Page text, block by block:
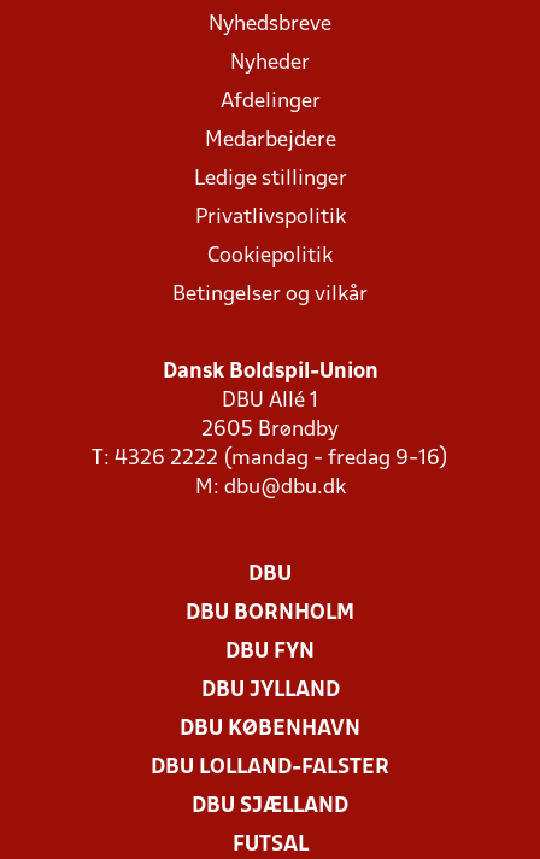
Nyhedsbreve
Nyheder
Afdelinger
Medarbejdere
Ledige stillinger
Privatlivspolitik
Cookiepolitik
Betingelser og vilkår
Dansk Boldspil-Union
DBU Allé 1
2605 Brøndby
T: 4326 2222 (mandag - fredag 9-16)
M: dbu@dbu.dk
DBU
DBU BORNHOLM
DBU FYN
DBU JYLLAND
DBU KØBENHAVN
DBU LOLLAND-FALSTER
DBU SJÆLLAND
FUTSAL